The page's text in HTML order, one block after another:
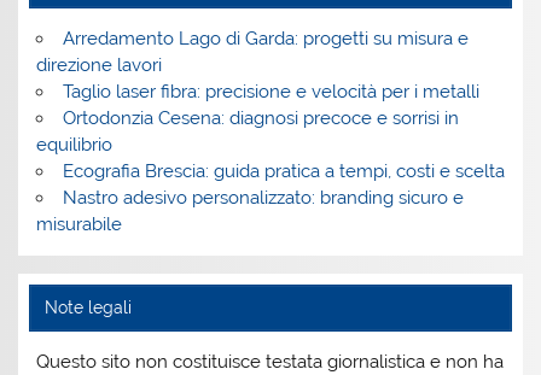
Arredamento Lago di Garda: progetti su misura e
direzione lavori
Taglio laser fibra: precisione e velocità per i metalli
Ortodonzia Cesena: diagnosi precoce e sorrisi in
equilibrio
Ecografia Brescia: guida pratica a tempi, costi e scelta
Nastro adesivo personalizzato: branding sicuro e
misurabile
Note legali
Questo sito non costituisce testata giornalistica e non ha